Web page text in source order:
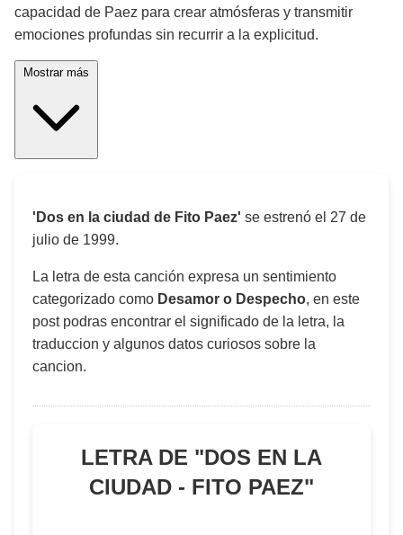
capacidad de Paez para crear atmósferas y transmitir
emociones profundas sin recurrir a la explicitud.
'Dos en la ciudad de Fito Paez' se estrenó el 27 de
julio de 1999.
La letra de esta canción expresa un sentimiento
categorizado como Desamor o Despecho, en este
post podras encontrar el significado de la letra, la
traduccion y algunos datos curiosos sobre la
cancion.
LETRA DE "DOS EN LA
CIUDAD - FITO PAEZ"